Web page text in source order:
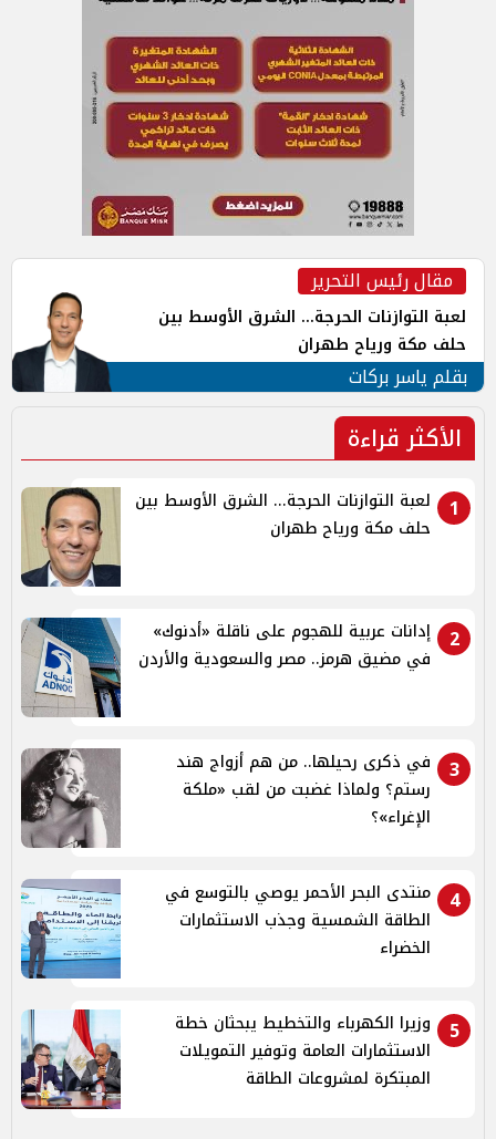
مقال رئيس التحرير
لعبة التوازنات الحرجة... الشرق الأوسط بين
حلف مكة ورياح طهران
بقلم ياسر بركات
الأكثر قراءة
1
لعبة التوازنات الحرجة... الشرق الأوسط بين
حلف مكة ورياح طهران
2
إدانات عربية للهجوم على ناقلة «أدنوك»
في مضيق هرمز.. مصر والسعودية والأردن
3
في ذكرى رحيلها.. من هم أزواج هند
رستم؟ ولماذا غضبت من لقب «ملكة
الإغراء»؟
4
منتدى البحر الأحمر يوصي بالتوسع في
الطاقة الشمسية وجذب الاستثمارات
الخضراء
5
وزيرا الكهرباء والتخطيط يبحثان خطة
الاستثمارات العامة وتوفير التمويلات
المبتكرة لمشروعات الطاقة